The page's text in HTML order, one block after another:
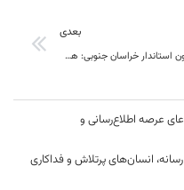
بعدی
معاون استاندار خراسان جنوبی: همراهی مردم زمینه‌ساز توفیق مدیران است
عرصه اطلاع‌رسانی و
انسان‌های پرتلاش و فداکاری